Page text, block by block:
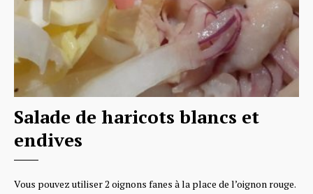
Salade de haricots blancs et
endives
Vous pouvez utiliser 2 oignons fanes à la place de l’oignon rouge.